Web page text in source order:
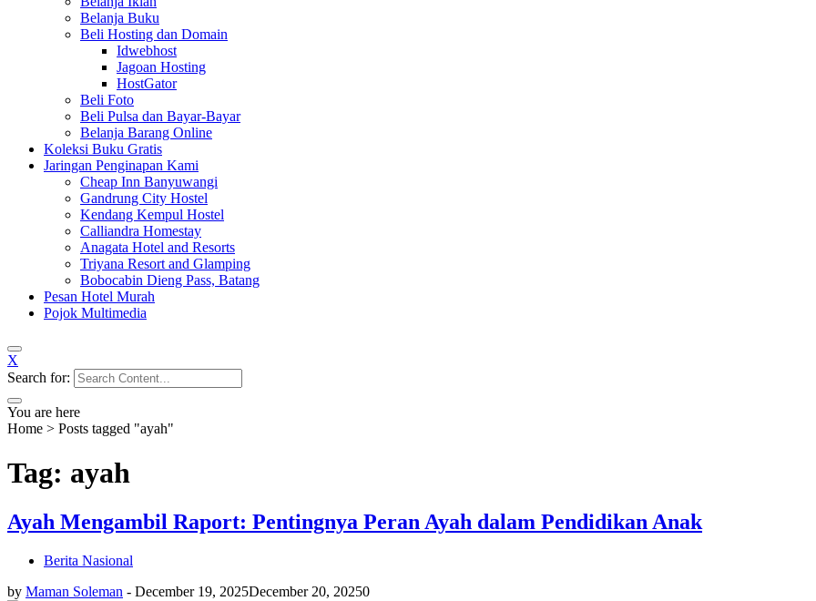
Belanja Buku
Beli Hosting dan Domain
Idwebhost
Jagoan Hosting
HostGator
Beli Foto
Beli Pulsa dan Bayar-Bayar
Belanja Barang Online
Koleksi Buku Gratis
Jaringan Penginapan Kami
Cheap Inn Banyuwangi
Gandrung City Hostel
Kendang Kempul Hostel
Calliandra Homestay
Anagata Hotel and Resorts
Triyana Resort and Glamping
Bobocabin Dieng Pass, Batang
Pesan Hotel Murah
Pojok Multimedia
X
Search for:
You are here
Home > Posts tagged "ayah"
Tag: ayah
Ayah Mengambil Raport: Pentingnya Peran Ayah dalam Pendidikan Anak
Berita Nasional
by Maman Soleman - December 19, 2025December 20, 20250